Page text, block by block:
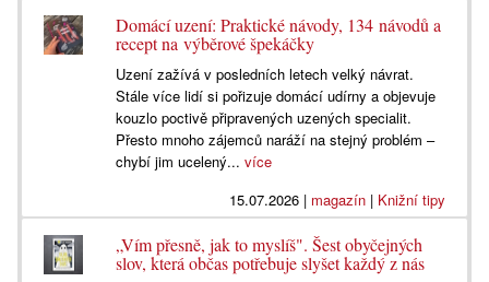
Domácí uzení: Praktické návody, 134 návodů a
recept na výběrové špekáčky
Uzení zažívá v posledních letech velký návrat.
Stále více lidí si pořizuje domácí udírny a objevuje
kouzlo poctivě připravených uzených specialit.
Přesto mnoho zájemců naráží na stejný problém –
chybí jim ucelený...více
15.07.2026| magazín| Knižní tipy
„Vím přesně, jak to myslíš". Šest obyčejných
slov, která občas potřebuje slyšet každý z nás